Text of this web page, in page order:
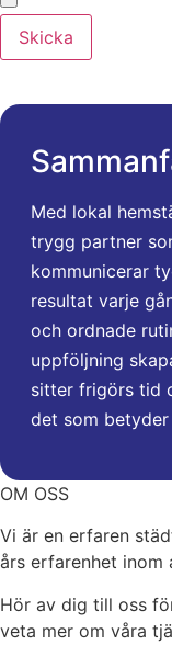
Skicka
Med lokal
trygg partner
kommunicerar
resultat varje
och ordnade
uppföljning
sitter frigörs tid
det som betyder
OM OSS
Vi är en erfaren
års erfarenhet inom
Hör av dig till oss
veta mer om våra